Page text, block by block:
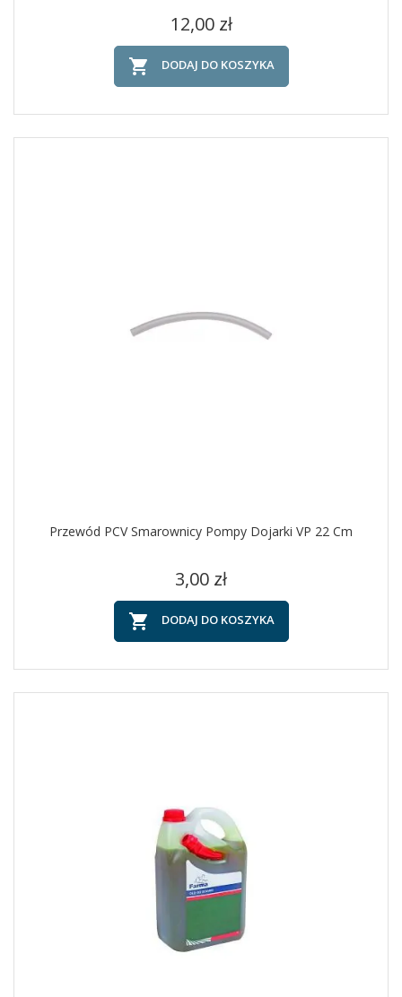
Cena
12,00 zł
 DODAJ DO KOSZYKA
Przewód PCV Smarownicy Pompy Dojarki VP 22 Cm
Cena
3,00 zł
 DODAJ DO KOSZYKA